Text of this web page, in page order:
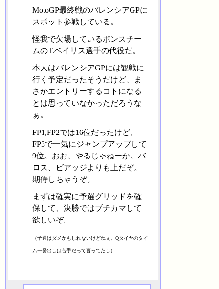
MotoGP最終戦のバレンシアGPに
スポット参戦している。
怪我で欠場しているポンスチー
ムのT.ベイリス選手の代役だ。
本人はバレンシアGPには観戦に
行く予定だったそうだけど、ま
さかエントリーするコトになる
とは思っていなかっただろうな
ぁ。
FP1,FP2では16位だったけど、
FP3で一気にジャンプアップして
9位。おお、やるじゃねーか。バ
ロス、ビアッジよりも上だぞ。
期待しちゃうぞ。
まずは確実に予選グリッドを確
保して、決勝ではブチカマして
欲しいぞ。
（予選はダメかもしれないけどねぇ。Qタイヤのタイ
ム一発出しは苦手だって言ってたし）